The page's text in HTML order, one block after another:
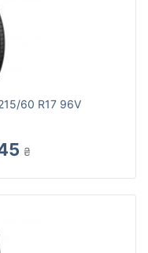
60 R17 96V
₴